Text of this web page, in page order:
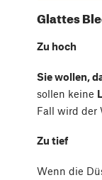
Glattes
Zu hoch
Sie wollen,
sollen keine
Fall wird der
Zu tief
Wenn die